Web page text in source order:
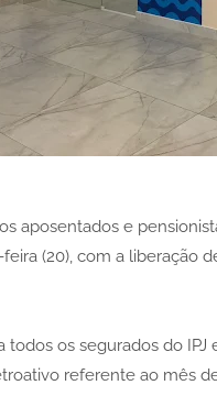
aposentados e
(20), com a liberação
os segurados do
referente ao mês